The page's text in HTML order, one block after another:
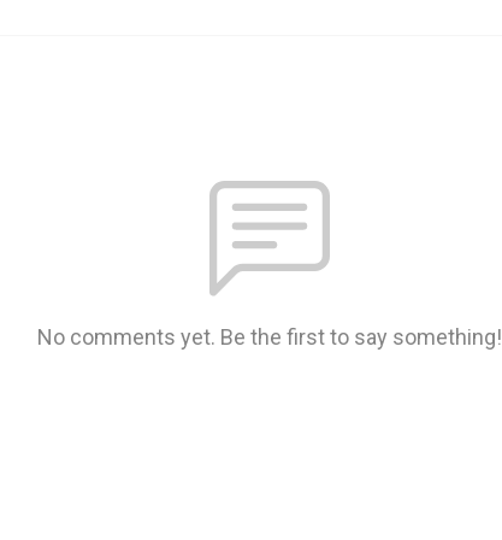
No comments yet. Be the first to say something!